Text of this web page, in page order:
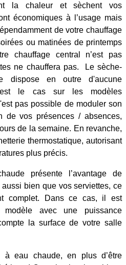
la chaleur et sèchent vos
économiques à l’usage mais
de votre chauffage
ou matinées de printemps
chauffage central n’est pas
ne chauffera pas. Le sèche-
dispose en outre d'aucune
le cas sur les modèles
pas possible de moduler son
de vos présences / absences,
de la semaine. En revanche,
thermostatique, autorisant
plus précis.
présente l’avantage de
bien que vos serviettes, ce
complet. Dans ce cas, il est
avec une puissance
la surface de votre salle
à eau chaude, en plus d’être